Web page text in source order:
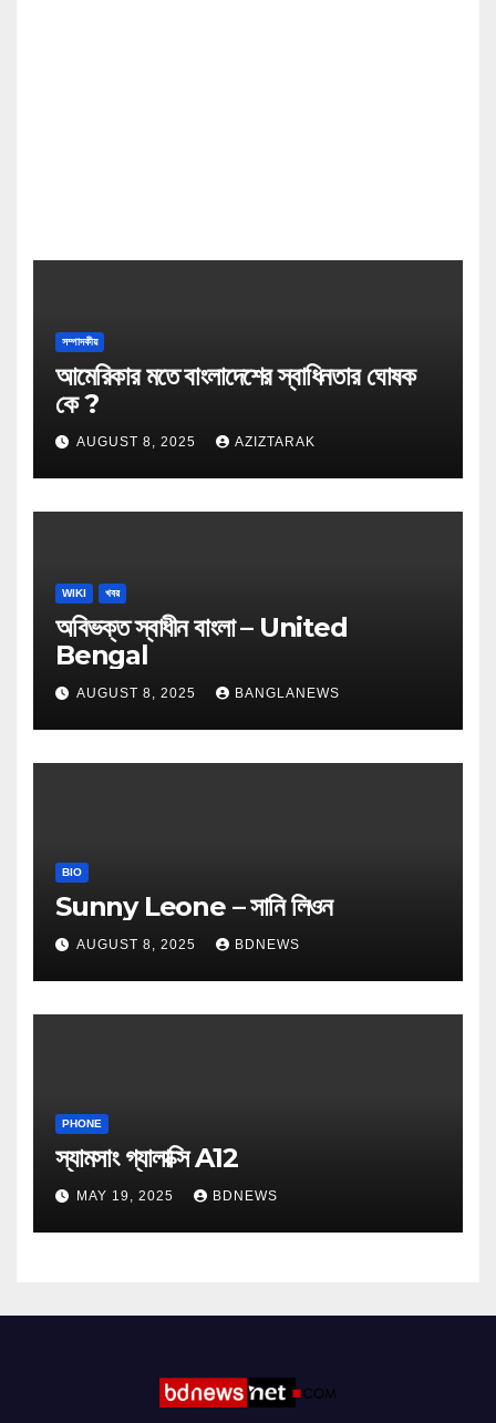
সম্পাদকীয়
আমেরিকার মতে বাংলাদেশের স্বাধিনতার ঘোষক
কে ?
AUGUST 8, 2025 AZIZTARAK
WIKI খবর
অবিভক্ত স্বাধীন বাংলা – United
Bengal
AUGUST 8, 2025 BANGLANEWS
BIO
Sunny Leone – সানি লিওন
AUGUST 8, 2025 BDNEWS
PHONE
স্যামসাং গ্যালাক্সি A12
MAY 19, 2025 BDNEWS